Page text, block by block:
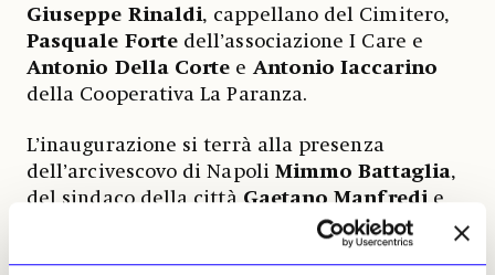
Giuseppe Rinaldi, cappellano del Cimitero,
Pasquale Fortedell’associazione I Care e
Antonio Della Corte e Antonio Iaccarino
della Cooperativa La Paranza.
L’inaugurazione si terrà alla presenza
dell’arcivescovo di Napoli Mimmo Battaglia,
del sindaco della città Gaetano Manfredi e
comunità del Rione Sanità. L’evento
avrà inizio da Largo Totò alle 9, da qui la